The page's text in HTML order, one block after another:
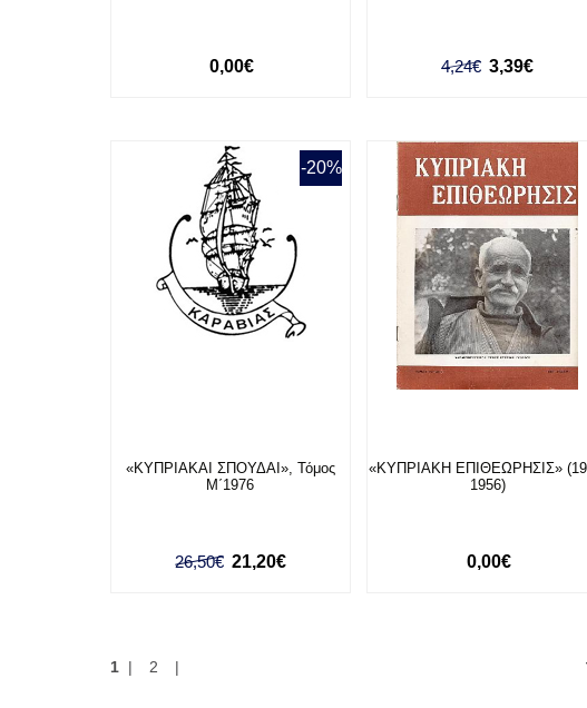
0,00€ 4,24€ 3,39€
-20%
«ΚΥΠΡΙΑΚΑΙ ΣΠΟΥΔΑΙ», Τόμος
Μ΄1976
26,50€ 21,20€
«ΚΥΠΡΙΑΚΗ ΕΠΙΘΕΩΡΗΣΙΣ»
1956)
0,00€
1| 2 |